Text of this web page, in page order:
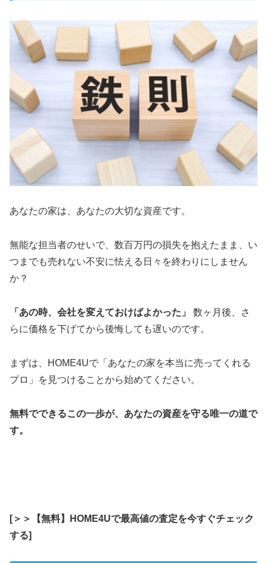
あなたの家は、あなたの大切な資産です。
無能な担当者のせいで、数百万円の損失を抱えたまま、い
つまでも売れない不安に怯える日々を終わりにしません
か？
「あの時、会社を変えておけばよかった」
数ヶ月後、さ
らに価格を下げてから後悔しても遅いのです。
まずは、HOME4Uで「あなたの家を本当に売ってくれる
プロ」を見つけることから始めてください。
無料でできるこの一歩が、あなたの資産を守る唯一の道で
す。
[＞＞【無料】HOME4Uで最高値の査定を今すぐチェック
する]